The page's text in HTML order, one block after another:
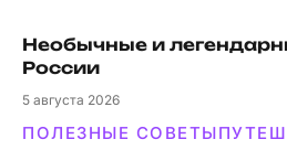
Необычные и
России
5 августа 2026
ПОЛЕЗНЫЕ СОВЕТЫ